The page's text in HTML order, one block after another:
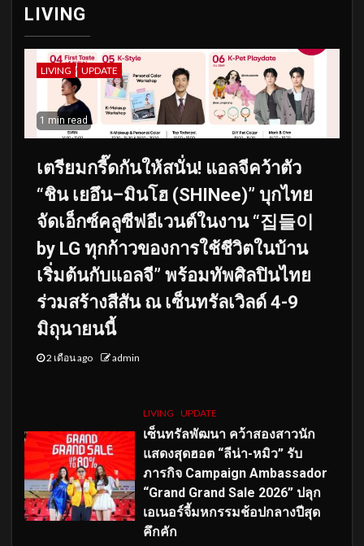
LIVING
LIVING UPDATE
1 min read
เตรียมกรี๊ดกันให้สนั่น! แอลจีคว้าตัว
“ชิน เยอึน–มินโฮ (SHINee)” บุกไทย
จัดเอ็กซ์คลูซีฟอีเวนต์ในงาน “집들이
by LG ทุกก้าวของการใช้ชีวิตในบ้าน
เริ่มต้นกับแอลจี” พร้อมทัพศิลปินไทย
ร่วมสร้างสีสัน ณ เซ็นทรัลเวิลด์ 4-9
มิถุนายนนี้
2 เดือน ago admin
LIVING UPDATE
เซ็นทรัลพัฒนา คว้าสองสาวนัก
แสดงสุดฮอต “ลีน่า-หมิว” รับ
ภารกิจ Campaign Ambassador
“Grand Grand Sale 2026” ปลุก
เอเนอร์จี้มหกรรมช้อปกลางปีสุด
คึกคัก